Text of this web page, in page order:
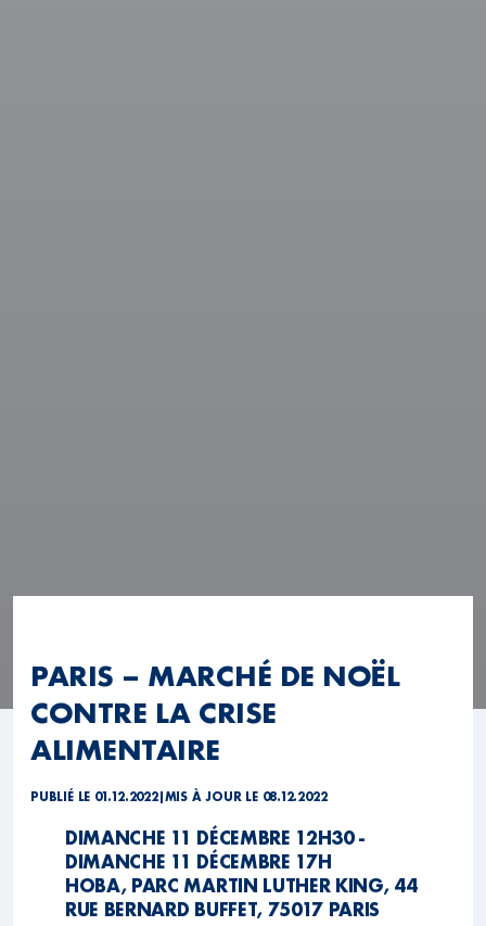
PARIS – MARCHÉ DE NOËL
CONTRE LA CRISE
ALIMENTAIRE
PUBLIÉ LE 01.12.2022| MIS À JOUR LE 08.12.2022
DIMANCHE 11 DÉCEMBRE 12H30 -
DIMANCHE 11 DÉCEMBRE 17H
HOBA, PARC MARTIN LUTHER KING, 44
RUE BERNARD BUFFET, 75017 PARIS